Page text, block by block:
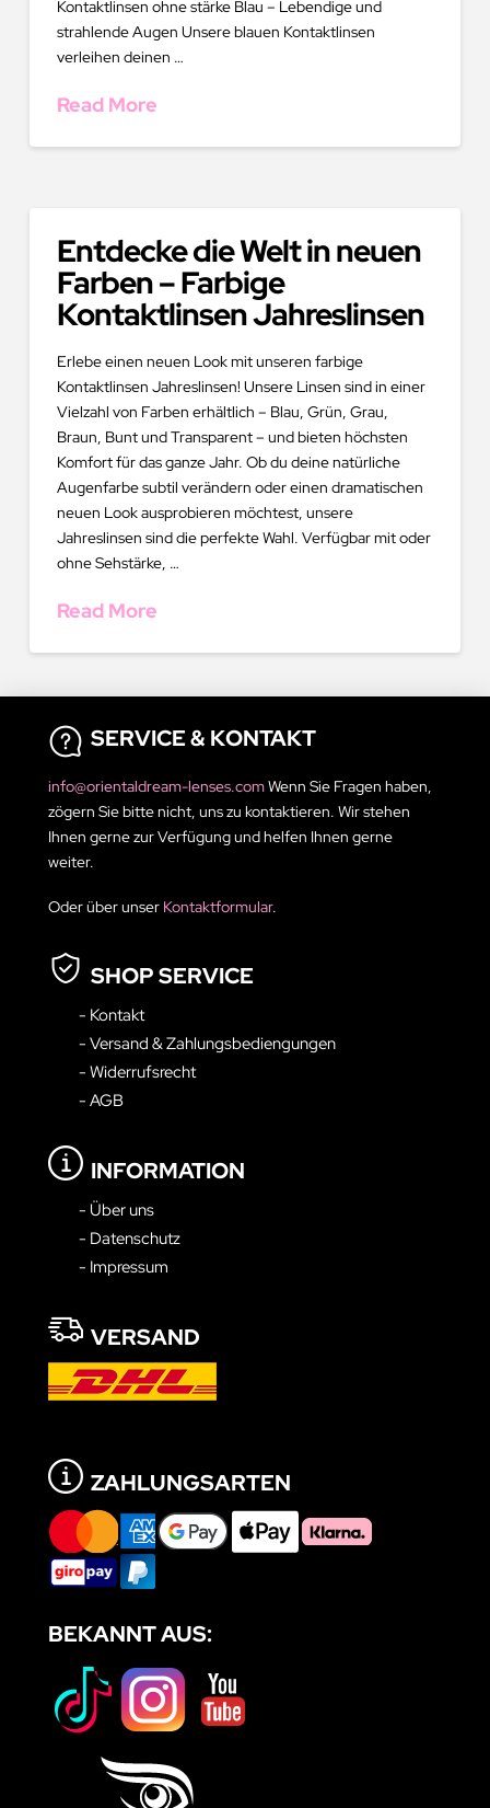
Kontaktlinsen ohne stärke Blau – Lebendige und
strahlende Augen Unsere blauen Kontaktlinsen
verleihen deinen …
Read More
Entdecke die Welt in neuen
Farben – Farbige
Kontaktlinsen Jahreslinsen
Erlebe einen neuen Look mit unseren farbige
Kontaktlinsen Jahreslinsen! Unsere Linsen sind in einer
Vielzahl von Farben erhältlich – Blau, Grün, Grau,
Braun, Bunt und Transparent – und bieten höchsten
Komfort für das ganze Jahr. Ob du deine natürliche
Augenfarbe subtil verändern oder einen dramatischen
neuen Look ausprobieren möchtest, unsere
Jahreslinsen sind die perfekte Wahl. Verfügbar mit oder
ohne Sehstärke, …
Read More
SERVICE & KONTAKT
info@orientaldream-lenses.comWenn Sie Fragen haben,
zögern Sie bitte nicht, uns zu kontaktieren. Wir stehen
Ihnen gerne zur Verfügung und helfen Ihnen gerne
weiter.
Oder über unser Kontaktformular.
SHOP SERVICE
- Kontakt
- Versand & Zahlungsbediengungen
- Widerrufsrecht
- AGB
INFORMATION
- Über uns
- Datenschutz
- Impressum
VERSAND
ZAHLUNGSARTEN
BEKANNT AUS: